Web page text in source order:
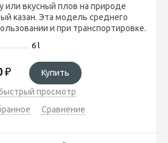
или вкусный плов на природе
казан. Эта модель среднего
и при транспортировке.
6 l
₽
Купить
просмотр
Сравнение